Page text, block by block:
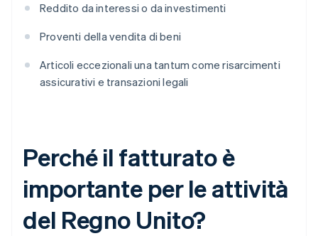
Reddito da interessi o da investimenti
Proventi della vendita di beni
Articoli eccezionali una tantum come risarcimenti
assicurativi e transazioni legali
Perché il fatturato è
importante per le attività
del Regno Unito?